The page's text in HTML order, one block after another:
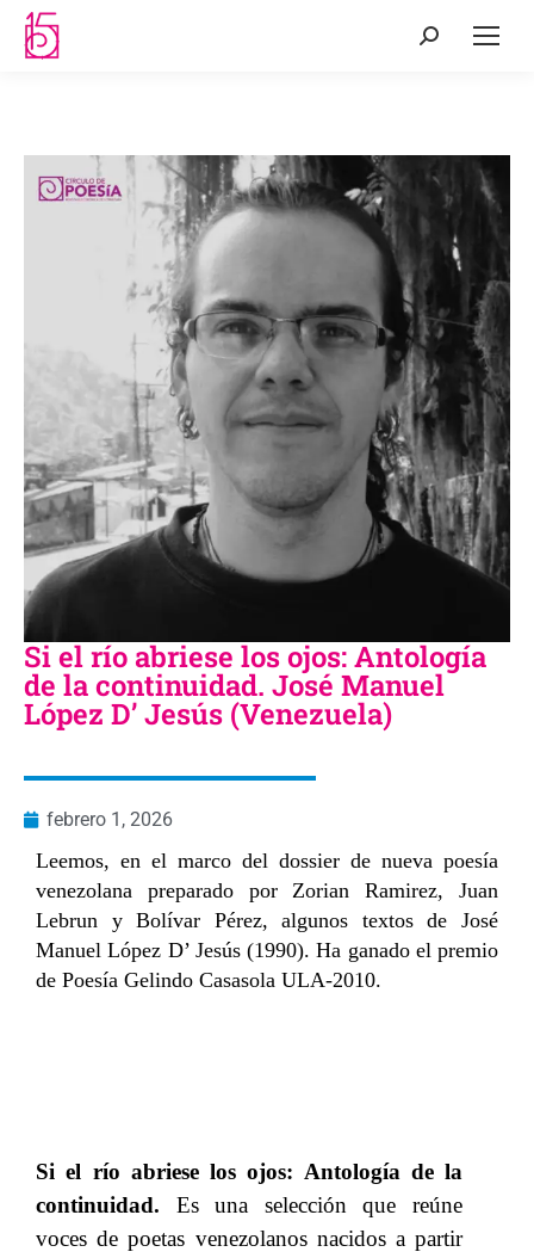
Si el río abriese los ojos: Antología
de la continuidad. José Manuel
López D’ Jesús (Venezuela)
febrero 1, 2026
Leemos, en el marco del dossier de nueva poesía
venezolana preparado por Zorian Ramirez, Juan
Lebrun y Bolívar Pérez, algunos textos de José
Manuel López D’ Jesús (1990). Ha ganado el premio
de Poesía Gelindo Casasola ULA-2010.
Si el río abriese los ojos: Antología de la
continuidad. ​​ Es una selección que reúne
voces de poetas venezolanos nacidos a partir